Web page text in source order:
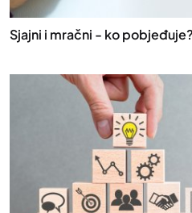
Sjajni i mračni - ko pobjeđuje?